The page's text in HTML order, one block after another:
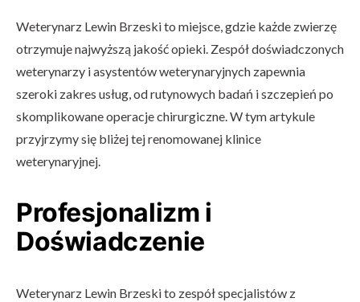
Weterynarz Lewin Brzeski to miejsce, gdzie każde zwierzę
otrzymuje najwyższą jakość opieki. Zespół doświadczonych
weterynarzy i asystentów weterynaryjnych zapewnia
szeroki zakres usług, od rutynowych badań i szczepień po
skomplikowane operacje chirurgiczne. W tym artykule
przyjrzymy się bliżej tej renomowanej klinice
weterynaryjnej.
Profesjonalizm i
Doświadczenie
Weterynarz Lewin Brzeski to zespół specjalistów z